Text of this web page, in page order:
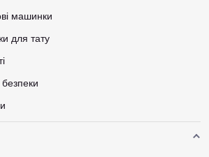
машинки
для тату